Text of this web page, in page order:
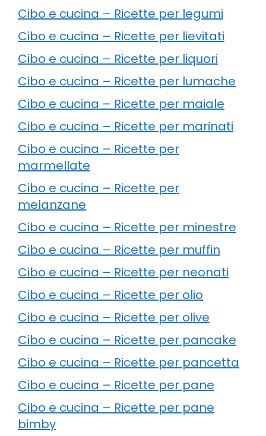
Cibo e cucina – Ricette per legumi
Cibo e cucina – Ricette per lievitati
Cibo e cucina – Ricette per liquori
Cibo e cucina – Ricette per lumache
Cibo e cucina – Ricette per maiale
Cibo e cucina – Ricette per marinati
Cibo e cucina – Ricette per
marmellate
Cibo e cucina – Ricette per
melanzane
Cibo e cucina – Ricette per minestre
Cibo e cucina – Ricette per muffin
Cibo e cucina – Ricette per neonati
Cibo e cucina – Ricette per olio
Cibo e cucina – Ricette per olive
Cibo e cucina – Ricette per pancake
Cibo e cucina – Ricette per pancetta
Cibo e cucina – Ricette per pane
Cibo e cucina – Ricette per pane
bimby